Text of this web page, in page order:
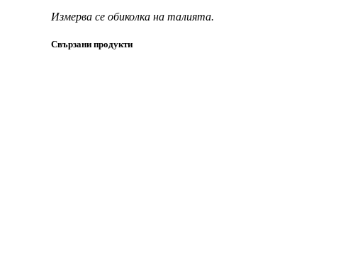
Измерва се обиколка на талията.
Свързани продукти